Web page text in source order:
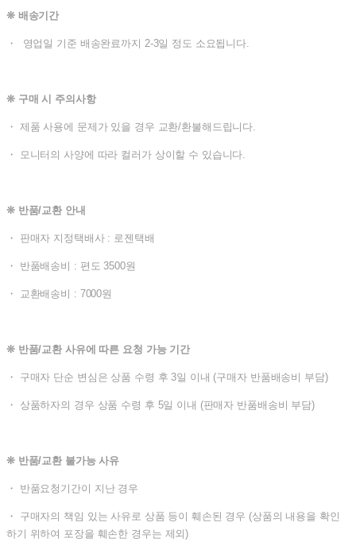
❊ 배송기간
・ 영업일 기준 배송완료까지 2-3일 정도 소요됩니다.
❊ 구매 시 주의사항
・ 제품 사용에 문제가 있을 경우 교환/환불해드립니다.
・ 모니터의 사양에 따라 컬러가 상이할 수 있습니다.
❊ 반품/교환 안내
・ 판매자 지정택배사 : 로젠택배
・ 반품배송비 : 편도 3500원
・ 교환배송비 : 7000원
❊ 반품/교환 사유에 따른 요청 가능 기간
・ 구매자 단순 변심은 상품 수령 후 3일 이내 (구매자 반품배송비 부담)
・ 상품하자의 경우 상품 수령 후 5일 이내 (판매자 반품배송비 부담)
❊ 반품/교환 불가능 사유
・ 반품요청기간이 지난 경우
・ 구매자의 책임 있는 사유로 상품 등이 훼손된 경우 (상품의 내용을 확인
하기 위하여 포장을 훼손한 경우는 제외)